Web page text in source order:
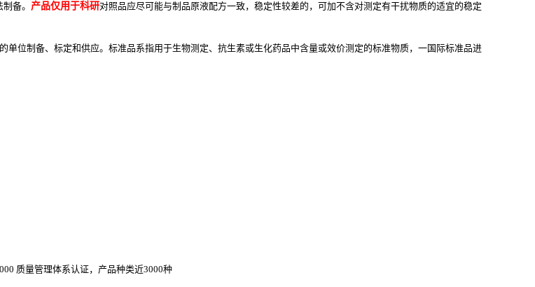
备。 产品仅用于科研对照品应尽可能与制品原液配方一致，稳定性较差的，可加不含对测定有干扰物质的适宜的稳定
位制备、标定和供应。标准品系指用于生物测定、抗生素或生化药品中含量或效价测定的标准物质，一国际标准品进
质量管理体系认证，产品种类近3000种